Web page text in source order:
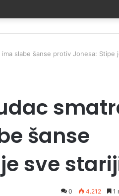
slabe šanse protiv Jonesa: Stipe
šanse
sve
0 4.212 1